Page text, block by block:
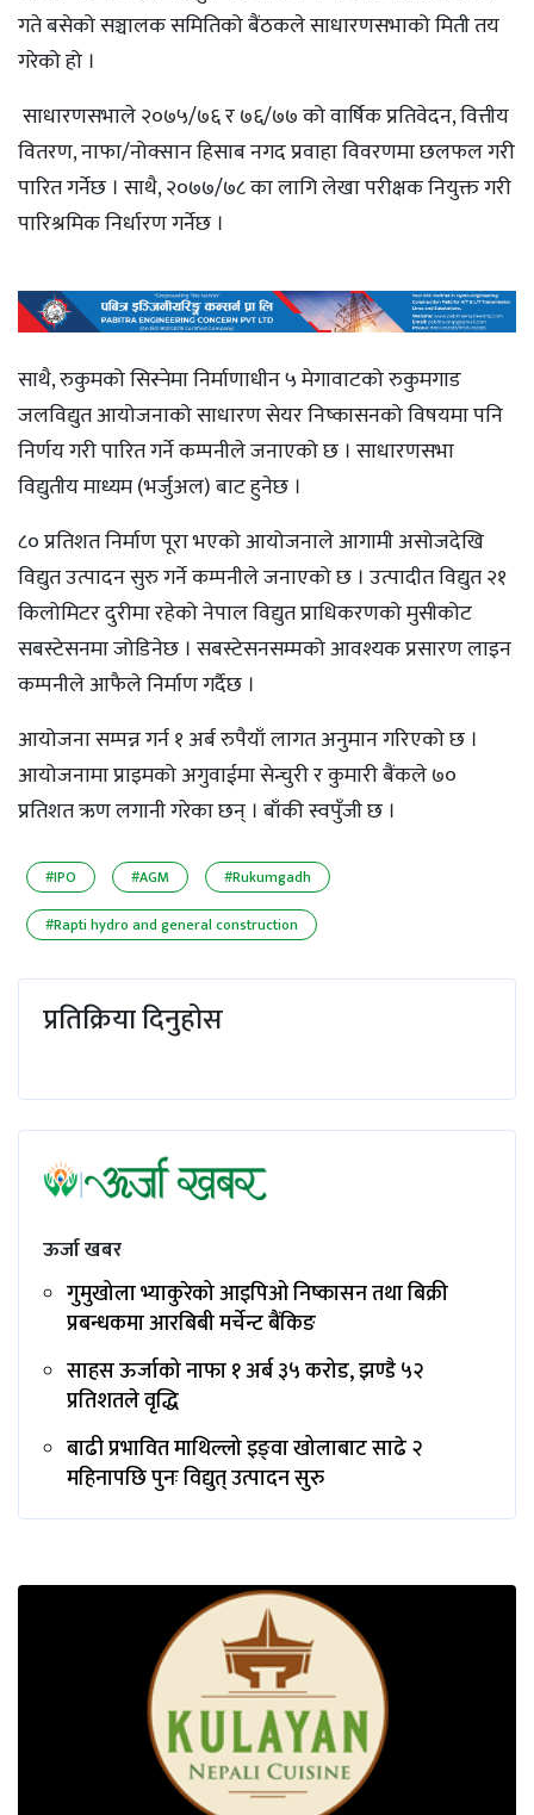
गते बसेको सञ्चालक समितिको बैंठकले साधारणसभाको मिती तय
गरेको हो ।
साधारणसभाले २०७५/७६ र ७६/७७ को वार्षिक प्रतिवेदन, वित्तीय
वितरण, नाफा/नोक्सान हिसाब नगद प्रवाहा विवरणमा छलफल गरी
पारित गर्नेछ । साथै, २०७७/७८ का लागि लेखा परीक्षक नियुक्त गरी
पारिश्रमिक निर्धारण गर्नेछ ।
साथै, रुकुमको सिस्नेमा निर्माणाधीन ५ मेगावाटको रुकुमगाड
जलविद्युत आयोजनाको साधारण सेयर निष्कासनको विषयमा पनि
निर्णय गरी पारित गर्ने कम्पनीले जनाएको छ । साधारणसभा
विद्युतीय माध्यम (भर्जुअल) बाट हुनेछ ।
८० प्रतिशत निर्माण पूरा भएको आयोजनाले आगामी असोजदेखि
विद्युत उत्पादन सुरु गर्ने कम्पनीले जनाएको छ । उत्पादीत विद्युत २१
किलोमिटर दुरीमा रहेको नेपाल विद्युत प्राधिकरणको मुसीकोट
सबस्टेसनमा जोडिनेछ । सबस्टेसनसम्मको आवश्यक प्रसारण लाइन
कम्पनीले आफैले निर्माण गर्दैछ ।
आयोजना सम्पन्न गर्न १ अर्ब रुपैयाँ लागत अनुमान गरिएको छ ।
आयोजनामा प्राइमको अगुवाईमा सेन्चुरी र कुमारी बैंकले ७०
प्रतिशत ऋण लगानी गरेका छन् । बाँकी स्वपुँजी छ ।
#IPO #AGM
#Rukumgadh
#Rapti hydro and general construction
प्रतिक्रिया दिनुहोस
ऊर्जा खबर
गुमुखोला भ्याकुरेको आइपिओ निष्कासन तथा बिक्री
प्रबन्धकमा आरबिबी मर्चेन्ट बैंकिङ
साहस ऊर्जाको नाफा १ अर्ब ३५ करोड, झण्डै ५२
प्रतिशतले वृद्धि
बाढी प्रभावित माथिल्लो इङ्‌वा खोलाबाट साढे २
महिनापछि पुनः विद्युत् उत्पादन सुरु